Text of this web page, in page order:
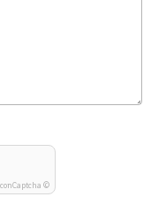
IconCaptcha ©